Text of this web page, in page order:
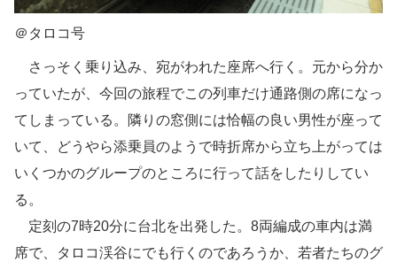
＠タロコ号
さっそく乗り込み、宛がわれた座席へ行く。元から分か
っていたが、今回の旅程でこの列車だけ通路側の席になっ
てしまっている。隣りの窓側には恰幅の良い男性が座って
いて、どうやら添乗員のようで時折席から立ち上がっては
いくつかのグループのところに行って話をしたりしてい
る。
定刻の7時20分に台北を出発した。8両編成の車内は満
席で、タロコ渓谷にでも行くのであろうか、若者たちのグ